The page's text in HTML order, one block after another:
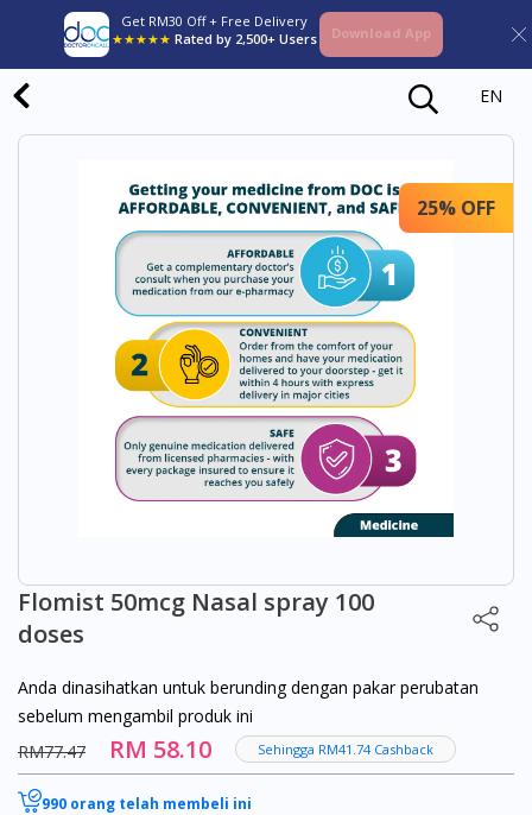
Get RM30 Off + Free Delivery
★★★★★ Rated by 2,500+ Users Download App
EN
25% OFF
Flomist 50mcg Nasal spray 100
doses
Anda dinasihatkan untuk berunding dengan pakar perubatan
sebelum mengambil produk ini
RM77.47
RM 58.10 Sehingga RM41.74 Cashback
990 orang telah membeli ini